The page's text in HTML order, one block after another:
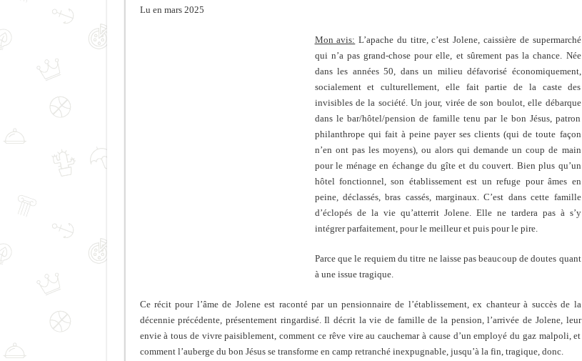
Lu en mars 2025
Mon avis: L’apache du titre, c’est Jolene, caissière de supermarché
qui n’a pas grand-chose pour elle, et sûrement pas la chance. Née
dans les années 50, dans un milieu défavorisé économiquement,
socialement et culturellement, elle fait partie de la caste des
invisibles de la société. Un jour, virée de son boulot, elle débarque
dans le bar/hôtel/pension de famille tenu par le bon Jésus, patron
philanthrope qui fait à peine payer ses clients (qui de toute façon
n’en ont pas les moyens), ou alors qui demande un coup de main
pour le ménage en échange du gîte et du couvert. Bien plus qu’un
hôtel fonctionnel, son établissement est un refuge pour âmes en
peine, déclassés, bras cassés, marginaux. C’est dans cette famille
d’éclopés de la vie qu’atterrit Jolene. Elle ne tardera pas à s’y
intégrer parfaitement, pour le meilleur et puis pour le pire.
Parce que le requiem du titre ne laisse pas beaucoup de doutes quant
à une issue tragique.
Ce récit pour l’âme de Jolene est raconté par un pensionnaire de l’établissement, ex chanteur à succès de la
décennie précédente, présentement ringardisé. Il décrit la vie de famille de la pension, l’arrivée de Jolene, leur
envie à tous de vivre paisiblement, comment ce rêve vire au cauchemar à cause d’un employé du gaz malpoli, et
comment l’auberge du bon Jésus se transforme en camp retranché inexpugnable, jusqu’à la fin, tragique, donc.